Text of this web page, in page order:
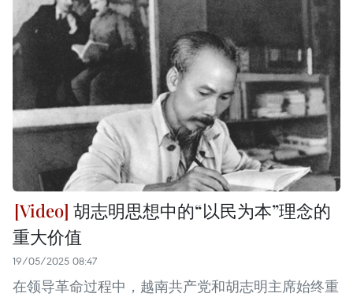
胡志明思想中的“以民为本”理念的
重大价值
19/05/2025 08:47
在领导革命过程中，越南共产党和胡志明主席始终重